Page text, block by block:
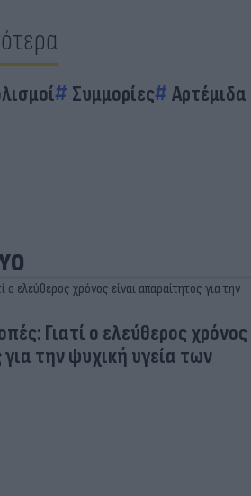
Συμμορίες Αρτέμιδα
Γιατί ο ελεύθερος χρόνος
την ψυχική υγεία των